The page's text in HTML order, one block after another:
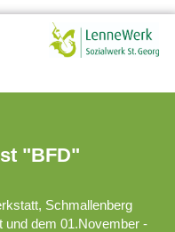
"BFD"
Schmallenberg
und dem 01.November -